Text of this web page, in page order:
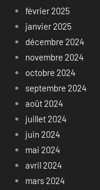
février 2025
janvier 2025
décembre 2024
novembre 2024
octobre 2024
septembre 2024
août 2024
juillet 2024
juin 2024
mai 2024
avril 2024
mars 2024